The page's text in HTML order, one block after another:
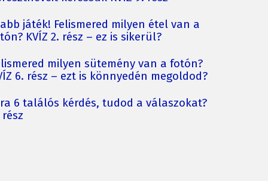
játék! Felismered milyen étel van a
KVÍZ 2. rész – ez is sikerül?
milyen sütemény van a fotón?
6. rész – ezt is könnyedén megoldod?
6 találós kérdés, tudod a válaszokat?
rész